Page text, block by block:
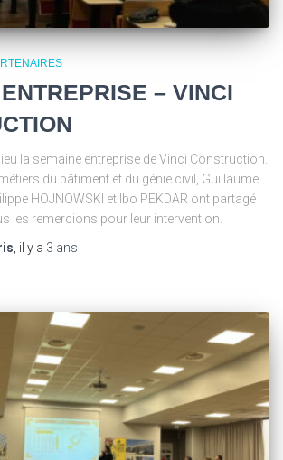
– VINCI
la semaine entreprise de Vinci Construction.
du bâtiment et du génie civil, Guillaume
HOJNOWSKI et Ibo PEKDAR ont partagé
les remercions pour leur intervention.
, il y a 3 ans